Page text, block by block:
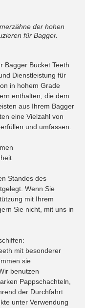
der hohen
für Bagger.
Bagger Bucket Teeth
Dienstleistung für
in hohem Grade
enthalten, die dem
aus Ihrem Bagger
eine Vielzahl von
und umfassen:
Standes des
Wenn Sie
mit Ihrem
Sie nicht, mit uns in
mit besonderer
sie
benutzen
Pappschachteln,
der Durchfahrt
unter Verwendung